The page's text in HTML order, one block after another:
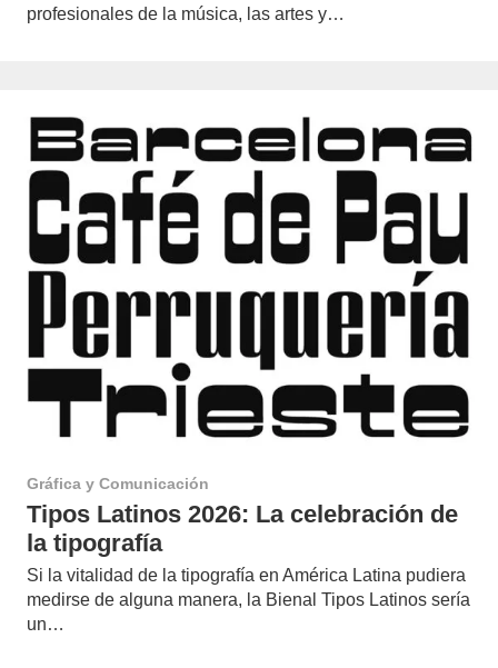
profesionales de la música, las artes y…
Gráfica y Comunicación
Tipos Latinos 2026: La celebración de
la tipografía
Si la vitalidad de la tipografía en América Latina pudiera
medirse de alguna manera, la Bienal Tipos Latinos sería
un…